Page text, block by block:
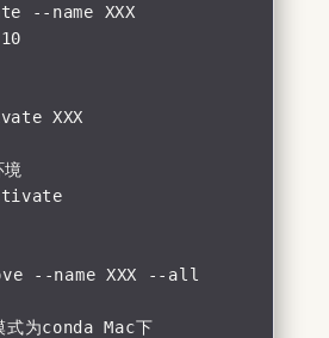
--name XXX
XXX
--name XXX --all
式为conda Mac下